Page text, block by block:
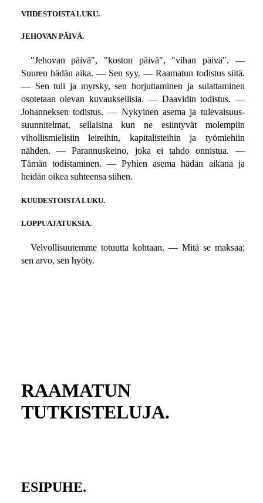
VIIDESTOISTA LUKU.
JEHOVAN PÄIVÄ.
"Jehovan päivä", "koston päivä", "vihan päivä". —
Suuren hädän aika. — Sen syy. — Raamatun todistus siitä.
— Sen tuli ja myrsky, sen horjuttaminen ja sulattaminen
osotetaan olevan kuvauksellisia. — Daavidin todistus. —
Johanneksen todistus. — Nykyinen asema ja tulevaisuus-
suunnitelmat, sellaisina kun ne esiintyvät molempiin
vihollismielisiin leireihin, kapitalisteihin ja työmiehiin
nähden. — Parannuskeino, joka ei tahdo onnistua. —
Tämän todistaminen. — Pyhien asema hädän aikana ja
heidän oikea suhteensa siihen.
KUUDESTOISTA LUKU.
LOPPUAJATUKSIA.
Velvollisuutemme totuutta kohtaan. — Mitä se maksaa;
sen arvo, sen hyöty.
RAAMATUN
TUTKISTELUJA.
ESIPUHE.